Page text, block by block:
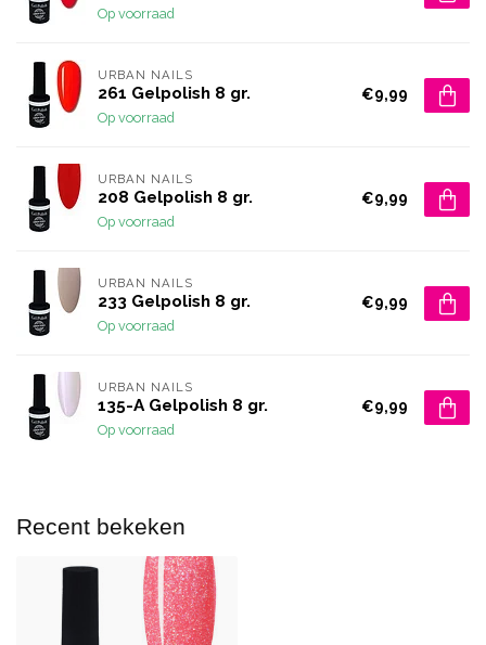
Op voorraad
URBAN NAILS
261 Gelpolish 8 gr.
Op voorraad
€9,99
URBAN NAILS
208 Gelpolish 8 gr.
Op voorraad
€9,99
URBAN NAILS
233 Gelpolish 8 gr.
Op voorraad
€9,99
URBAN NAILS
135-A Gelpolish 8 gr.
Op voorraad
€9,99
Recent bekeken